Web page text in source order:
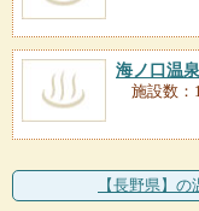
海ノ口温泉
施設数：
【長野県】